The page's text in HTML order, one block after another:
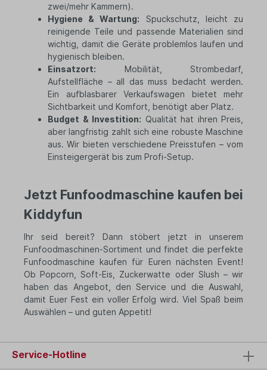
zwei/mehr Kammern).
Hygiene & Wartung: Spuckschutz, leicht zu
reinigende Teile und passende Materialien sind
wichtig, damit die Geräte problemlos laufen und
hygienisch bleiben.
Einsatzort: Mobilität, Strombedarf,
Aufstellfläche – all das muss bedacht werden.
Ein aufblasbarer Verkaufswagen bietet mehr
Sichtbarkeit und Komfort, benötigt aber Platz.
Budget & Investition: Qualität hat ihren Preis,
aber langfristig zahlt sich eine robuste Maschine
aus. Wir bieten verschiedene Preisstufen – vom
Einsteigergerät bis zum Profi-Setup.
Jetzt Funfoodmaschine kaufen bei
Kiddyfun
Ihr seid bereit? Dann stöbert jetzt in unserem
Funfoodmaschinen-Sortiment und findet die perfekte
Funfoodmaschine kaufen für Euren nächsten Event!
Ob Popcorn, Soft-Eis, Zuckerwatte oder Slush – wir
haben das Angebot, den Service und die Auswahl,
damit Euer Fest ein voller Erfolg wird. Viel Spaß beim
Auswählen – und guten Appetit!
Service-Hotline